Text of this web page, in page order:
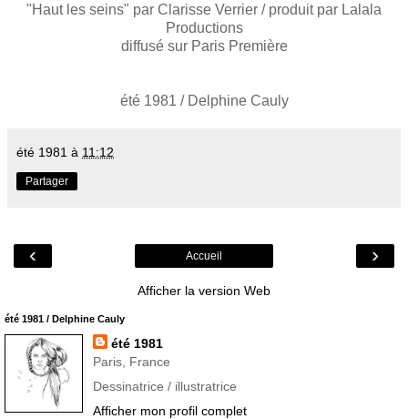
"Haut les seins" par Clarisse Verrier / produit par Lalala
Productions
diffusé sur Paris Première
été 1981 / Delphine Cauly
été 1981 à 11:12
Partager
‹ ›
Accueil
Afficher la version Web
été 1981 / Delphine Cauly
été 1981
Paris, France
Dessinatrice / illustratrice
Afficher mon profil complet